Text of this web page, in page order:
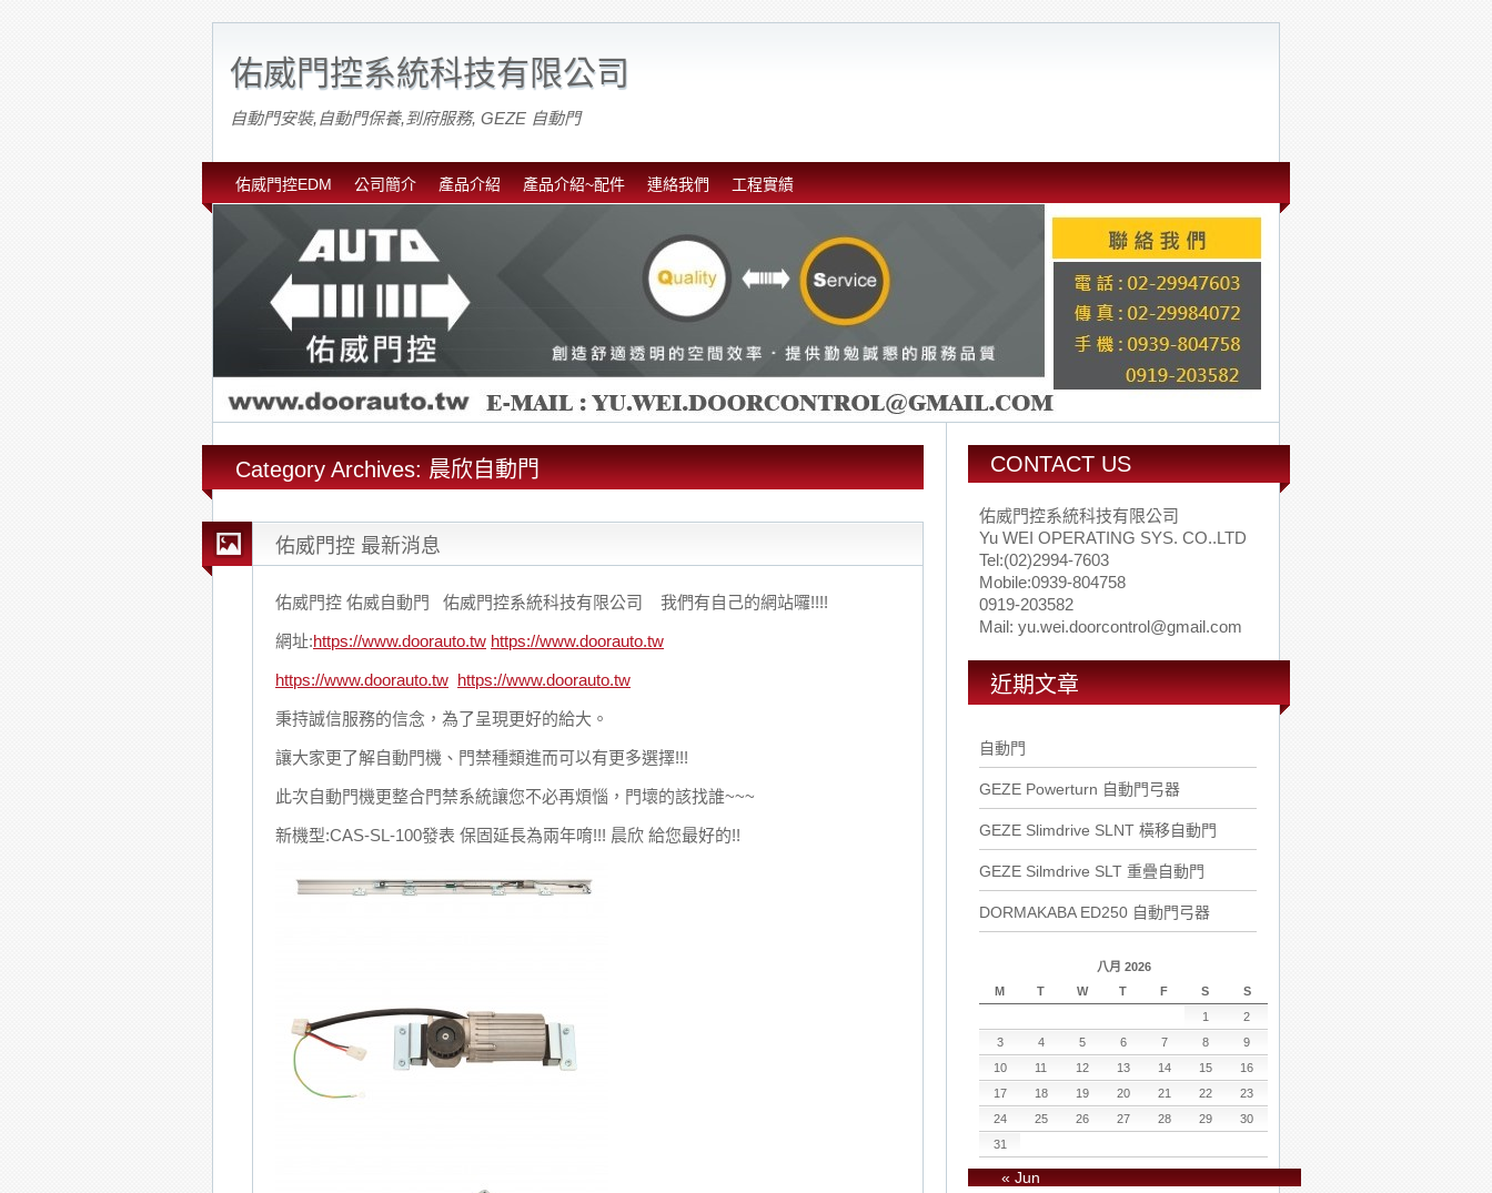
佑威門控系統科技有限公司
自動門安裝,自動門保養,到府服務, GEZE 自動門
佑威門控EDM 公司簡介 產品介紹 產品介紹~配件 連絡我們 工程實績
Category Archives: 晨欣自動門
佑威門控 最新消息
佑威門控 佑威自動門 佑威門控系統科技有限公司 我們有自己的網站囉!!!!
網址:https://www.doorauto.tw https://www.doorauto.tw
https://www.doorauto.tw https://www.doorauto.tw
秉持誠信服務的信念，為了呈現更好的給大。
讓大家更了解自動門機、門禁種類進而可以有更多選擇!!!
此次自動門機更整合門禁系統讓您不必再煩惱，門壞的該找誰~~~
新機型:CAS-SL-100發表 保固延長為兩年唷!!! 晨欣 給您最好的!!
CONTACT US
佑威門控系統科技有限公司
Yu WEI OPERATING SYS. CO..LTD
Tel:(02)2994-7603
Mobile:0939-804758
0919-203582
Mail: yu.wei.doorcontrol@gmail.com
近期文章
自動門
GEZE Powerturn 自動門弓器
GEZE Slimdrive SLNT 橫移自動門
GEZE Silmdrive SLT 重疊自動門
DORMAKABA ED250 自動門弓器
八月 2026
M
T W T F S
S
1
2
3
4 5 6 7 8
9
10
11 12 13 14 15
16
17
18 19 20 21 22
23
24
25 26 27 28 29
30
31
« Jun